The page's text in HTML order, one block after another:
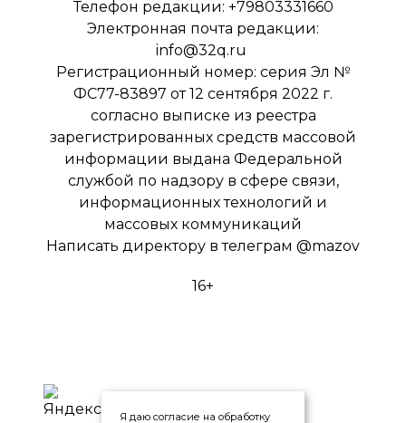
Телефон редакции: +79803331660
Электронная почта редакции:
info@32q.ru
Регистрационный номер: серия Эл №
ФС77-83897 от 12 сентября 2022 г.
согласно выписке из реестра
зарегистрированных средств массовой
информации выдана Федеральной
службой по надзору в сфере связи,
информационных технологий и
массовых коммуникаций
Написать директору в телеграм @mazov
16+
Я даю согласие на обработку